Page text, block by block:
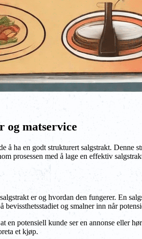
og matservice
å ha en godt strukturert salgstrakt.
prosessen med å lage en effektiv
er og hvordan den fungerer. En
og smalner inn når
en potensiell kunde ser en annonse eller
et kjøp.